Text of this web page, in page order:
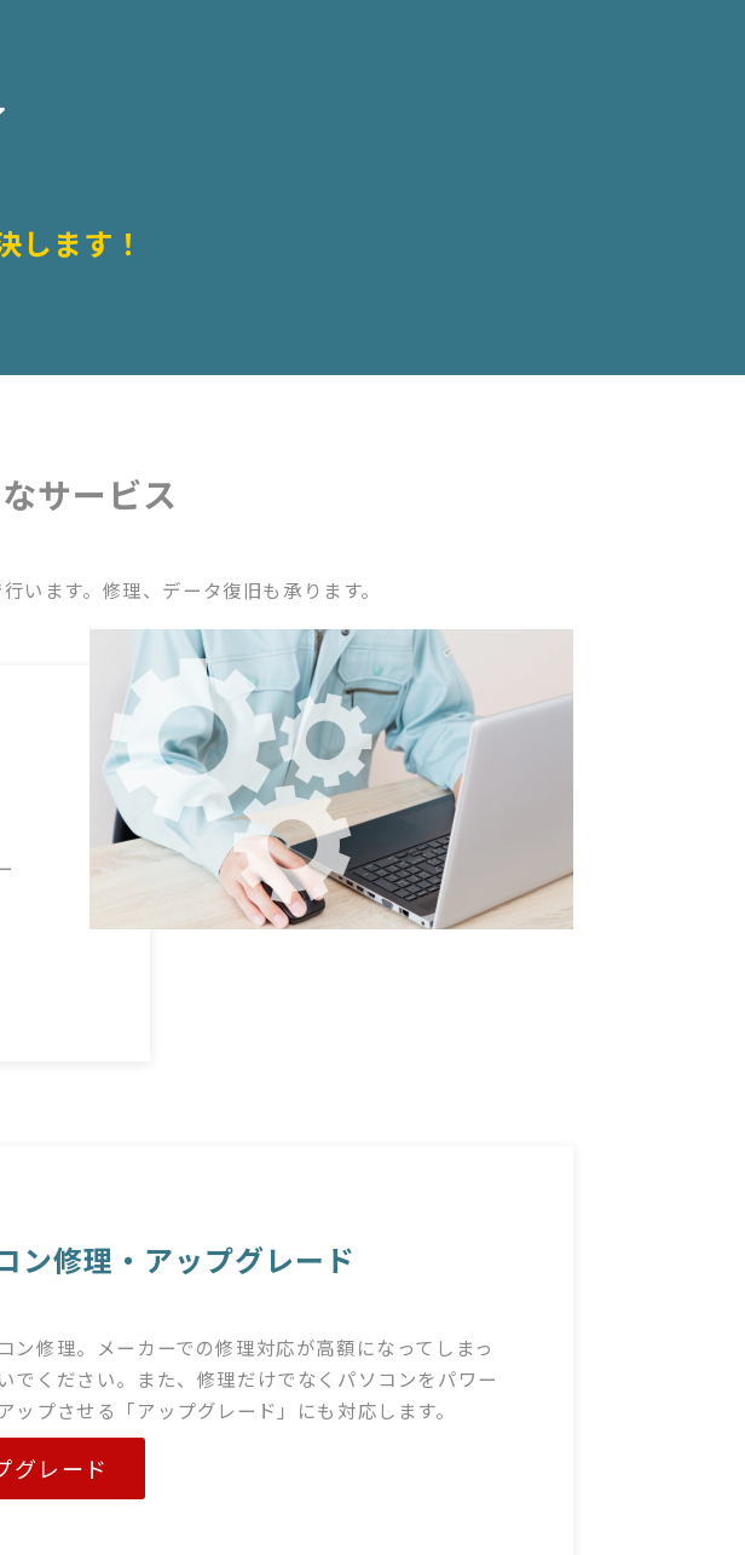
します！
サービス
います。修理、データ復旧も承ります。
ン修理・アップグレード
ン修理。メーカーでの修理対応が高額になってしまっ
でください。また、修理だけでなくパソコンをパワー
ップさせる「アップグレード」にも対応します。
グレード